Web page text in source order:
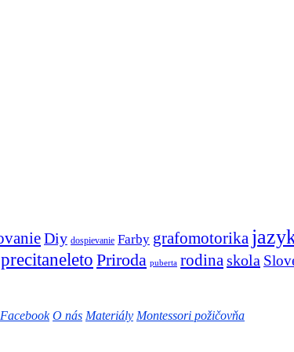
Diy dospievanie Farby grafomotorika
precitaneleto Priroda puberta rodinaskola
Facebook O nás Materiály Montessori požičovňa